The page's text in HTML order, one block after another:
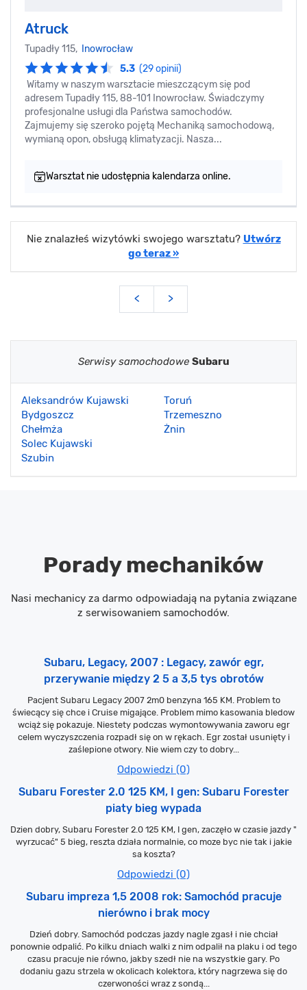
Atruck
Tupadły 115,
Inowrocław
5.3 (29 opinii)
Witamy w naszym warsztacie mieszczącym się pod
adresem Tupadły 115, 88-101 Inowrocław. Świadczymy
profesjonalne usługi dla Państwa samochodów.
Zajmujemy się szeroko pojętą Mechaniką samochodową,
wymianą opon, obsługą klimatyzacji. Nasza...
Warsztat nie udostępnia kalendarza online.
Nie znalazłeś wizytówki swojego warsztatu? Utwórz
go teraz »
< >
Serwisy samochodowe Subaru
Aleksandrów Kujawski
Bydgoszcz
Chełmża
Solec Kujawski
Szubin
Toruń
Trzemeszno
Żnin
Porady mechaników
Nasi mechanicy za darmo odpowiadają na pytania związane
z serwisowaniem samochodów.
Subaru, Legacy, 2007 : Legacy, zawór egr,
przerywanie między 2 5 a 3,5 tys obrotów
Pacjent Subaru Legacy 2007 2m0 benzyna 165 KM. Problem to
świecący się chce i Cruise migające. Problem mimo kasowania bledow
wciąż się pokazuje. Niestety podczas wymontowywania zaworu egr
celem wyczyszczenia rozpadł się on w rękach. Egr został usunięty i
zaślepione otwory. Nie wiem czy to dobry...
Odpowiedzi (0)
Subaru Forester 2.0 125 KM, I gen: Subaru Forester
piaty bieg wypada
Dzien dobry, Subaru Forester 2.0 125 KM, I gen, zaczęło w czasie jazdy "
wyrzucać" 5 bieg, reszta działa normalnie, co moze byc nie tak i jakie
sa koszta?
Odpowiedzi (0)
Subaru impreza 1,5 2008 rok: Samochód pracuje
nierówno i brak mocy
Dzień dobry. Samochód podczas jazdy nagle zgasł i nie chciał
ponownie odpalić. Po kilku dniach walki z nim odpalił na plaku i od tego
czasu pracuje nie równo, jakby szedł nie na wszystkie gary. Po
dodaniu gazu strzela w okolicach kolektora, który nagrzewa się do
czerwoności wraz z sondą...